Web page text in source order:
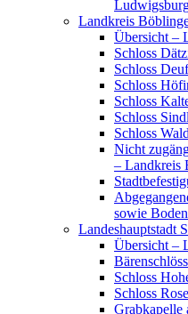
Landkreis
Übersicht –
Schloss
Schloss
Schloss
Schloss
Schloss
Schloss
Nicht
– Landkreis
sowie
Landeshauptstadt
Übersicht –
Schloss
Schloss
Grabkapelle